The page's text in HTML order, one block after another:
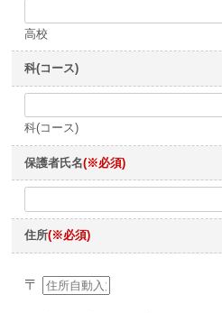
高校
科(コース)
科(コース)
保護者氏名(※必須)
住所(※必須)
〒